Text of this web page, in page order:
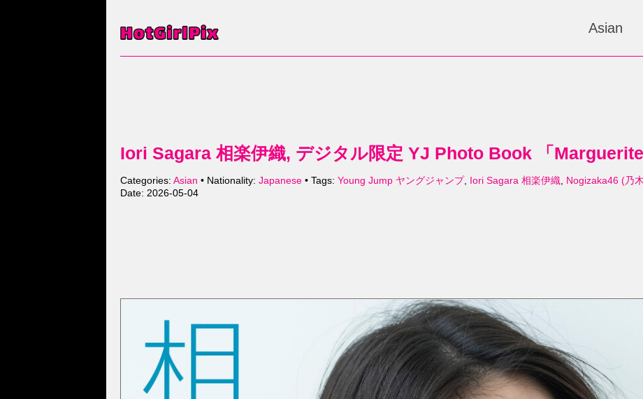
Asian
Iori Sagara 相楽伊織, デジタル限定 YJ Photo Book 「
Categories: Asian • Nationality: Japanese • Tags: Young Jump ヤングジャンプ, Iori Sagara 相楽伊織, Nogizaka46 (乃
Date: 2026-05-04